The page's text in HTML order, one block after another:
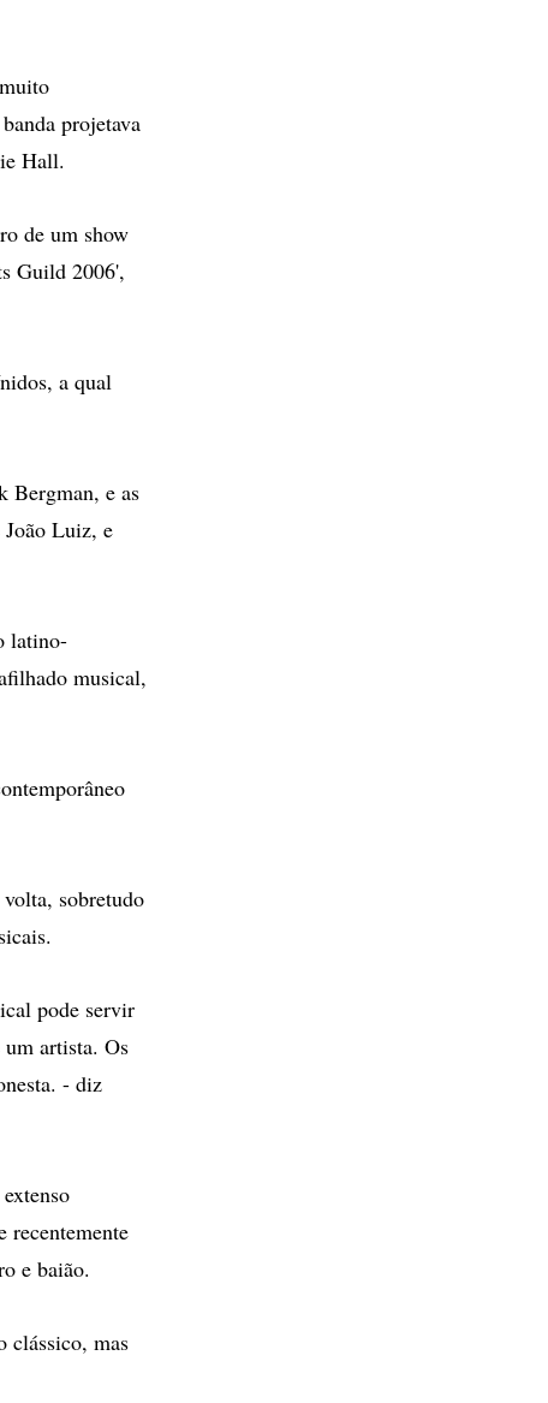
projetava
Hall.
de um show
Guild 2006',
a qual
Bergman, e as
João Luiz, e
latino-
musical,
sobretudo
pode servir
artista. Os
- diz
recentemente
e baião.
clássico, mas